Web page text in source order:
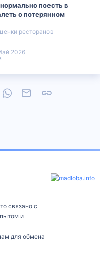
поесть в
о потерянном
ресторанов
2026
WhatsAppЭлектронная почта
связано с
и
для обмена